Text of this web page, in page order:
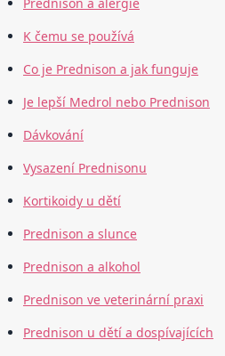
Prednison a alergie
K čemu se používá
Co je Prednison a jak funguje
Je lepší Medrol nebo Prednison
Dávkování
Vysazení Prednisonu
Kortikoidy u dětí
Prednison a slunce
Prednison a alkohol
Prednison ve veterinární praxi
Prednison u dětí a dospívajících